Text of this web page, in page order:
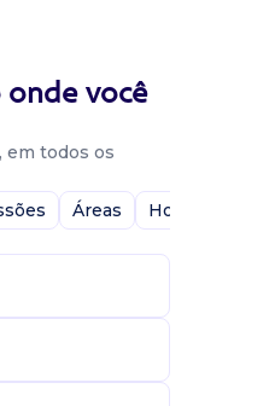
onde você
em todos os
Áreas Home-Office